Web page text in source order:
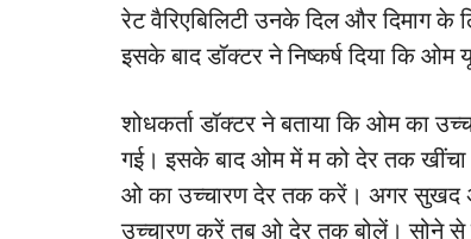
रेट वैरिएबिलिटी उनके दिल और दिमाग के
इसके बाद डॉक्टर ने निष्कर्ष दिया कि ओम
शोधकर्ता डॉक्टर ने बताया कि ओम का
गई। इसके बाद ओम में म को देर तक
ओ का उच्चारण देर तक करें। अगर सुखद
उच्चारण करें तब ओ देर तक बोलें। सोने